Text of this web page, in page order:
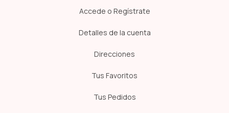
Accede o Regístrate
Detalles de la cuenta
Direcciones
Tus Favoritos
Tus Pedidos